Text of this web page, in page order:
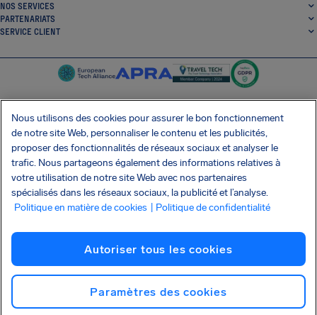
NOS SERVICES
PARTENARIATS
SERVICE CLIENT
SocialFacebook
SocialTwitter
SocialInstagram
SocialLinkedin
OBTENEZ NOTRE APPLI GRATUITE
Politique de confidentialité CookiesImprint
Attaque de la chaîne d'approvisionnement Shai-Hulud
Copyright © 2026 AirHelp
Nous utilisons des cookies pour assurer le bon fonctionnement
de notre site Web, personnaliser le contenu et les publicités,
proposer des fonctionnalités de réseaux sociaux et analyser le
trafic. Nous partageons également des informations relatives à
votre utilisation de notre site Web avec nos partenaires
spécialisés dans les réseaux sociaux, la publicité et l’analyse.
Politique en matière de cookies
| Politique de confidentialité
Autoriser tous les cookies
Paramètres des cookies